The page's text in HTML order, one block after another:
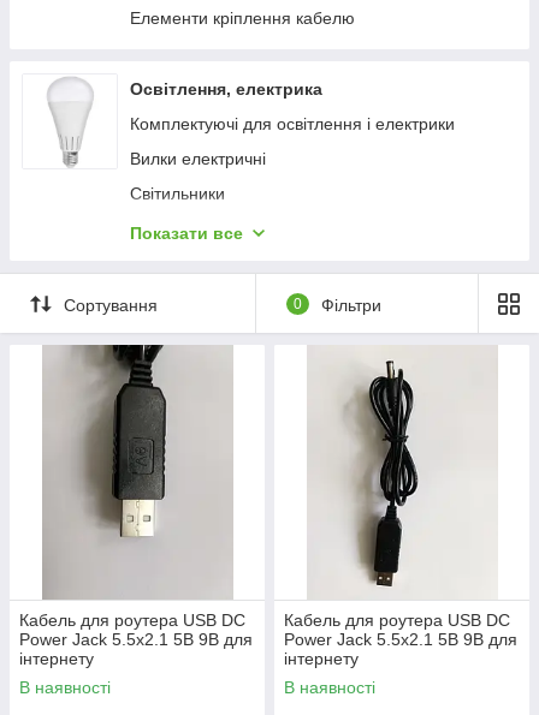
Елементи кріплення кабелю
Освітлення, електрика
Комплектуючі для освітлення і електрики
Вилки електричні
Світильники
Настінні вимикачі
Подовжувачі електричні
Лампи
Показати все
Сортування 0 Фільтри
Кабель для роутера USB DC
Power Jack 5.5х2.1 5В 9В для
інтернету
В наявності
Кабель для роутера USB DC
Power Jack 5.5х2.1 5В 9В для
інтернету
В наявності